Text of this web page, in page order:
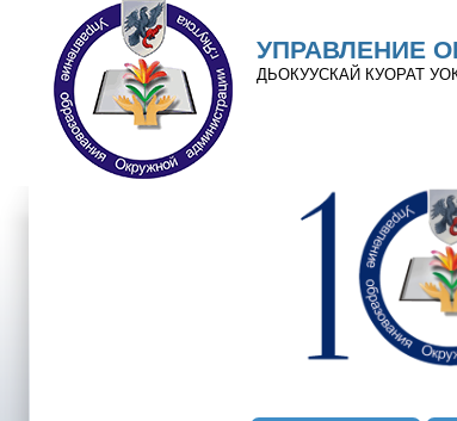
Перейти к основному содержанию
Skip to search
УПРАВЛЕНИЕ
ДЬОКУУСКАЙ КУОРАТ